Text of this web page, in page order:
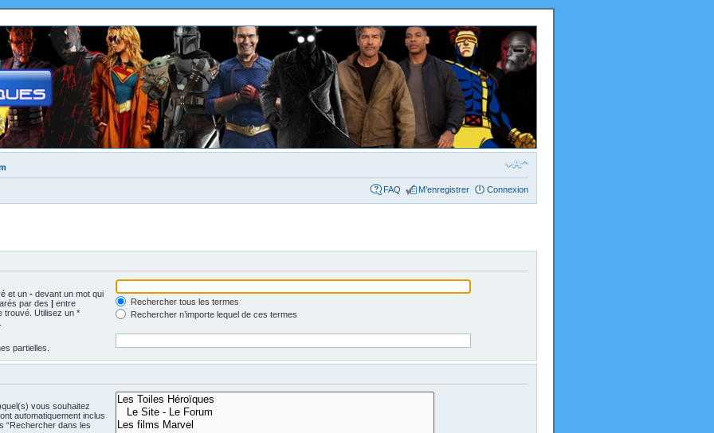
FAQ M’enregistrer Connexion
et un - devant un mot qui
par des | entre
trouvé. Utilisez un *
Rechercher tous les termes
Rechercher n’importe lequel de ces termes
partielles.
vous souhaitez
automatiquement inclus
“Rechercher dans les